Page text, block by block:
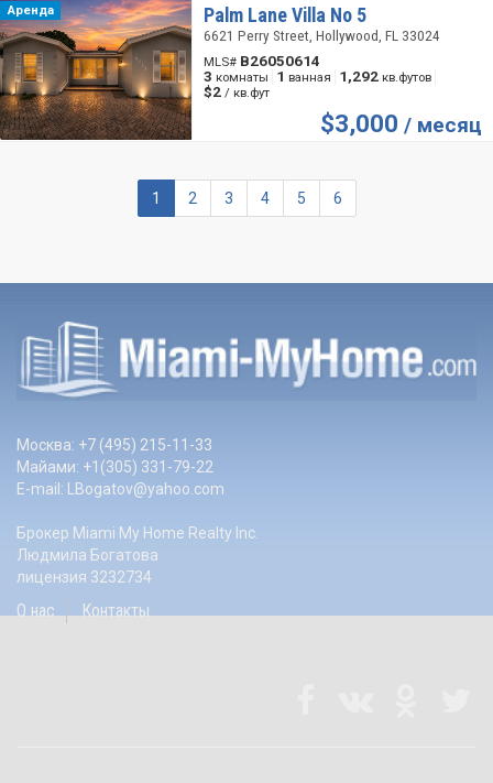
Аренда Palm Lane Villa No 5
6621 Perry Street, Hollywood, FL 33024
MLS#B26050614
3 комнаты 1 ванная 1,292 кв.футов
$2 / кв.фут
$3,000 / месяц
1 2 3 4 5 6
Москва: +7 (495) 215-11-33
Майами: +1(305) 331-79-22
E-mail:
LBogatov@yahoo.com
Брокер Miami My Home Realty Inc.
Людмила Богатова
лицензия 3232734
О нас Контакты